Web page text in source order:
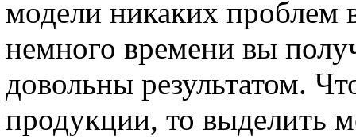
модели никаких проблем
немного времени вы
довольны результатом.
продукции, то выделить